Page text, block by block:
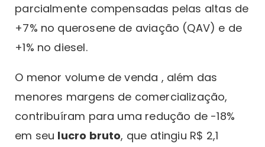
parcialmente compensadas pelas altas de
+7% no querosene de aviação (QAV) e de
+1% no diesel.
O menor volume de venda , além das
menores margens de comercialização,
contribuíram para uma redução de -18%
em seu lucro bruto, que atingiu R$ 2,1